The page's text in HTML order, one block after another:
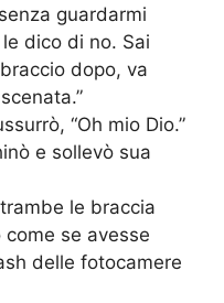
guardarmi
dico di no. Sai
dopo, va
“Oh mio Dio.”
e sollevò sua
le braccia
se avesse
delle fotocamere